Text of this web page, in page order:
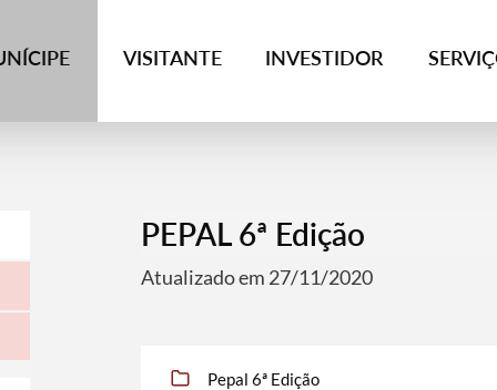
VISITANTE INVESTIDOR
PEPAL 6ª Edição
Atualizado em 27/11/2020
Pepal 6ª Edição